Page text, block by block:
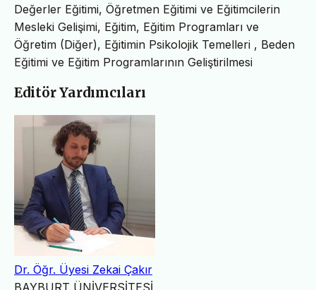
Değerler Eğitimi, Öğretmen Eğitimi ve Eğitimcilerin
Mesleki Gelişimi, Eğitim, Eğitim Programları ve
Öğretim (Diğer), Eğitimin Psikolojik Temelleri , Beden
Eğitimi ve Eğitim Programlarının Geliştirilmesi
Editör Yardımcıları
Dr. Öğr. Üyesi Zekai Çakır
BAYBURT ÜNİVERSİTESİ